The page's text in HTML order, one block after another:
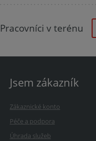
Pracovníci v terénu
Jsem zákazník
Zákaznické konto
Péče a podpora
Úhrada služeb